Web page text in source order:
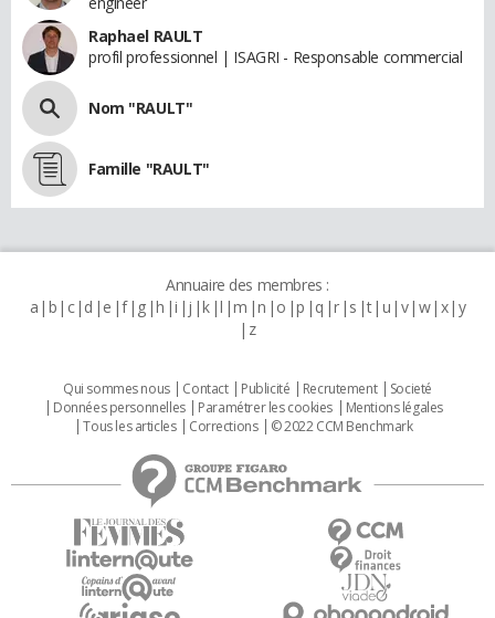
Raphael RAULT
profil professionnel | ISAGRI - Responsable commercial
Nom "RAULT"
Famille "RAULT"
Annuaire des membres :
a b c d e f g h i j k l m n o p q r s t u v w x y
z
Qui sommes nous Contact Publicité Recrutement
Societé
Données personnelles
Paramétrer les cookies
Mentions légales
Tous les articles
Corrections © 2022 CCM Benchmark